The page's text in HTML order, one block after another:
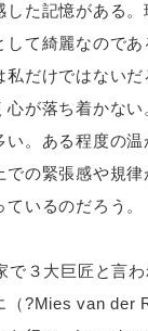
した記憶がある
して綺麗なので
私だけではないだ
心が落ち着かな
い。ある程度の温
での緊張感や規
いるのだろう。
３大巨匠と言わ
（?Mies van der